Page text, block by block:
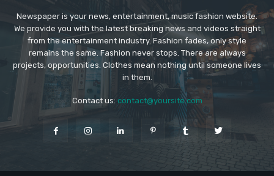
Newspaper is your news, entertainment, music fashion website.
We provide you with the latest breaking news and videos straight
from the entertainment industry. Fashion fades, only style
remains the same. Fashion never stops. There are always
projects, opportunities. Clothes mean nothing until someone lives
in them.
Contact us: contact@yoursite.com